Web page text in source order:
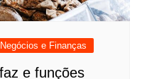
Negócios e Finanças
e funções